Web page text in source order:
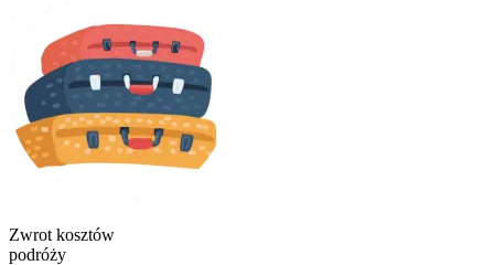
Zwrot kosztów
podróży